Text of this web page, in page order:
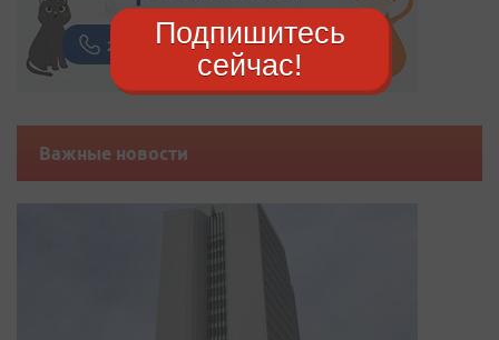
Важные новости
Подпишитесь
сейчас!